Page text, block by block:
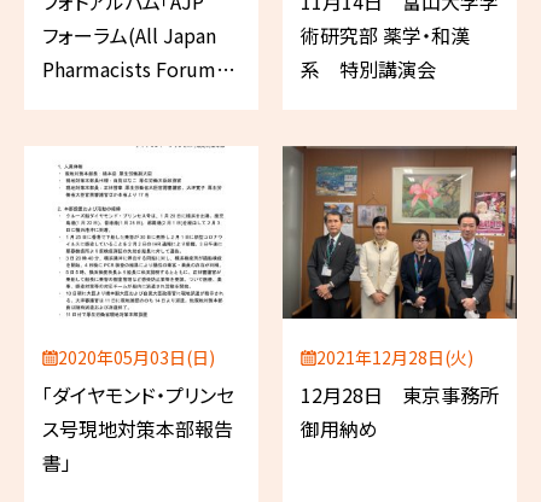
フォーラム(All Japan
Pharmacists Forum) 2
術研究部 薬学・和漢
系 特別講演会
2020年05月03日(日)
「ダイヤモンド・プリンセ
ス号現地対策本部報告
書」
2021年12月28日(火)
12月28日 東京事務所
御用納め